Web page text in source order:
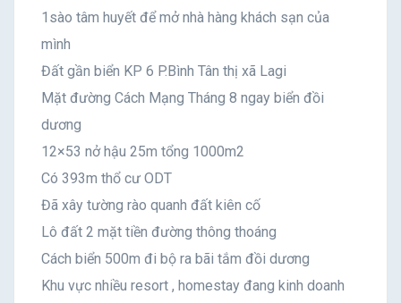
1sào tâm huyết để mở nhà hàng khách sạn của
mình
Đất gần biển KP 6 P.Bình Tân thị xã Lagi
Mặt đường Cách Mạng Tháng 8 ngay biển đồi
dương
12×53 nở hậu 25m tổng 1000m2
Có 393m thổ cư ODT
Đã xây tường rào quanh đất kiên cố
Lô đất 2 mặt tiền đường thông thoáng
Cách biển 500m đi bộ ra bãi tắm đồi dương
Khu vực nhiều resort , homestay đang kinh doanh